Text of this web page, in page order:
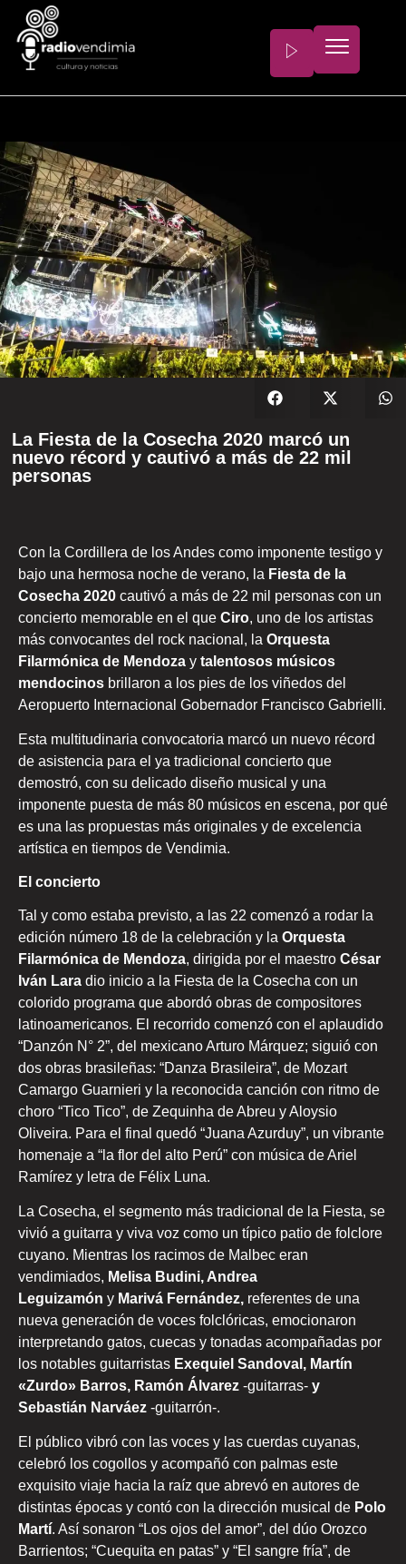
La Fiesta de la Cosecha 2020 marcó un
nuevo récord y cautivó a más de 22 mil
personas
Con la Cordillera de los Andes como imponente testigo y
bajo una hermosa noche de verano, la Fiesta de la
Cosecha 2020 cautivó a más de 22 mil personas con un
concierto memorable en el que Ciro, uno de los artistas
más convocantes del rock nacional, la Orquesta
Filarmónica de Mendoza y talentosos músicos
mendocinos brillaron a los pies de los viñedos del
Aeropuerto Internacional Gobernador Francisco Gabrielli.
Esta multitudinaria convocatoria marcó un nuevo récord
de asistencia para el ya tradicional concierto que
demostró, con su delicado diseño musical y una
imponente puesta de más 80 músicos en escena, por qué
es una las propuestas más originales y de excelencia
artística en tiempos de Vendimia.
El concierto
Tal y como estaba previsto, a las 22 comenzó a rodar la
edición número 18 de la celebración y la Orquesta
Filarmónica de Mendoza, dirigida por el maestro César
Iván Lara dio inicio a la Fiesta de la Cosecha con un
colorido programa que abordó obras de compositores
latinoamericanos. El recorrido comenzó con el aplaudido
“Danzón N° 2”, del mexicano Arturo Márquez; siguió con
dos obras brasileñas: “Danza Brasileira”, de Mozart
Camargo Guarnieri y la reconocida canción con ritmo de
choro “Tico Tico”, de Zequinha de Abreu y Aloysio
Oliveira. Para el final quedó “Juana Azurduy”, un vibrante
homenaje a “la flor del alto Perú” con música de Ariel
Ramírez y letra de Félix Luna.
La Cosecha, el segmento más tradicional de la Fiesta, se
vivió a guitarra y viva voz como un típico patio de folclore
cuyano. Mientras los racimos de Malbec eran
vendimiados, Melisa Budini, Andrea
Leguizamón y Marivá Fernández, referentes de una
nueva generación de voces folclóricas, emocionaron
interpretando gatos, cuecas y tonadas acompañadas por
los notables guitarristas Exequiel Sandoval, Martín
«Zurdo» Barros, Ramón Álvarez -guitarras- y
Sebastián Narváez -guitarrón-.
El público vibró con las voces y las cuerdas cuyanas,
celebró los cogollos y acompañó con palmas este
exquisito viaje hacia la raíz que abrevó en autores de
distintas épocas y contó con la dirección musical de Polo
Martí. Así sonaron “Los ojos del amor”, del dúo Orozco
Barrientos; “Cuequita en patas” y “El sangre fría”, de